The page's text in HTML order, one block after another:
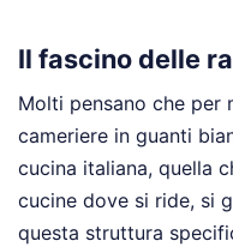
Il fascino delle
Molti pensano che per
cameriere in guanti
cucina italiana, quella
cucine dove si ride, si
questa struttura